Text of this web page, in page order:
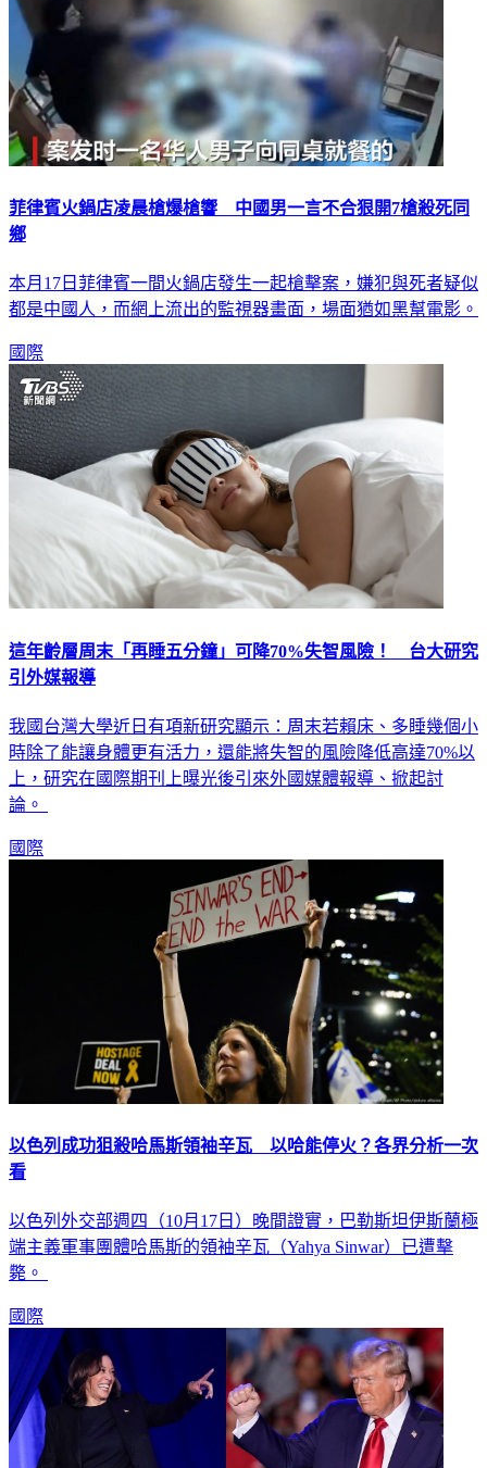
菲律賓火鍋店凌晨槍爆槍響 中國男一言不合狠開7槍殺死同
鄉
本月17日菲律賓一間火鍋店發生一起槍擊案，嫌犯與死者疑似
都是中國人，而網上流出的監視器畫面，場面猶如黑幫電影。
國際
這年齡層周末「再睡五分鐘」可降70%失智風險！ 台大研究
引外媒報導
我國台灣大學近日有項新研究顯示：周末若賴床、多睡幾個小
時除了能讓身體更有活力，還能將失智的風險降低高達70%以
上，研究在國際期刊上曝光後引來外國媒體報導、掀起討
論。
國際
以色列成功狙殺哈馬斯領袖辛瓦 以哈能停火？各界分析一次
看
以色列外交部週四（10月17日）晚間證實，巴勒斯坦伊斯蘭極
端主義軍事團體哈馬斯的領袖辛瓦（Yahya Sinwar）已遭擊
斃。
國際